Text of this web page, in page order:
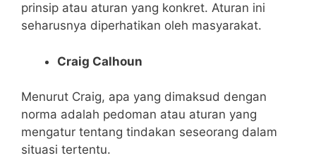
prinsip atau aturan yang konkret. Aturan ini
seharusnya diperhatikan oleh masyarakat.
Craig Calhoun
Menurut Craig, apa yang dimaksud dengan
norma adalah pedoman atau aturan yang
mengatur tentang tindakan seseorang dalam
situasi tertentu.